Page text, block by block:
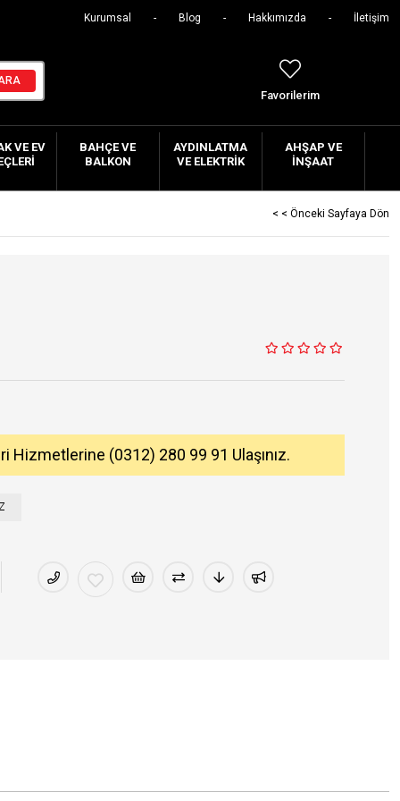
Kurumsal Blog Hakkımızda İletişim
Favorilerim
VE EV
BAHÇE VE
BALKON
AYDINLATMA
VE ELEKTRIK
AHŞAP VE
İNŞAAT
< < Önceki Sayfaya Dön
Hizmetlerine (0312) 280 99 91 Ulaşınız.